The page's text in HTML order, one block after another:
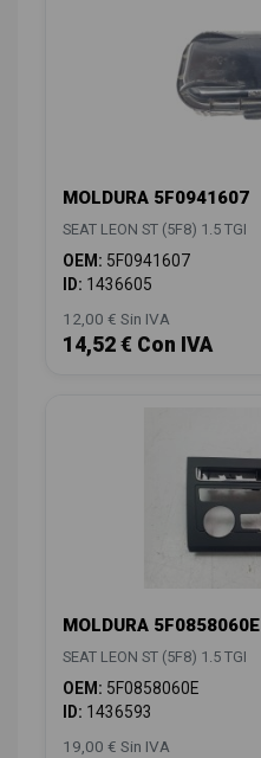
MOLDURA 5F0941607
SEAT LEON ST (5F8) 1.5 TGI
OEM: 5F0941607
ID: 1436605
12,00 € Sin IVA
14,52 € Con IVA
MOLDURA 5F0858060E
SEAT LEON ST (5F8) 1.5 TGI
OEM: 5F0858060E
ID: 1436593
19,00 € Sin IVA